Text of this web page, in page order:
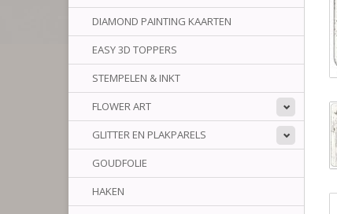
DIAMOND PAINTING KAARTEN
EASY 3D TOPPERS
STEMPELEN & INKT
FLOWER ART
GLITTER EN PLAKPARELS
GOUDFOLIE
HAKEN